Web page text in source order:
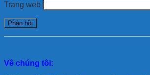
Trang web
Về chúng tôi: